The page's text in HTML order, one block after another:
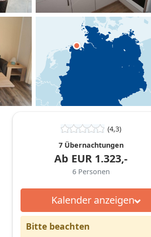
(4,3)
7 Übernachtungen
Ab EUR 1.323,-
6 Personen
Kalender anzeigen
Bitte beachten